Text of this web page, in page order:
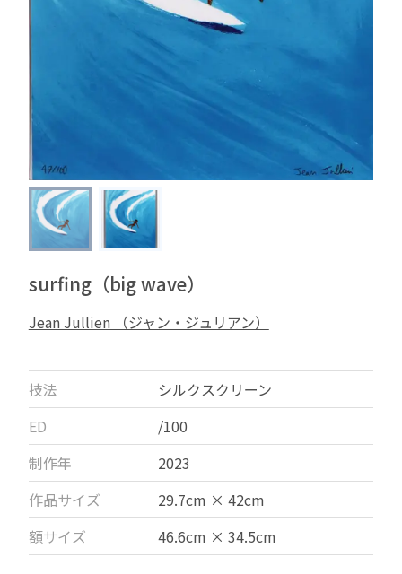
surfing（big wave）
Jean Jullien （ジャン・ジュリアン）
技法
シルクスクリーン
ED
/100
制作年
2023
作品サイズ
29.7cm × 42cm
額サイズ
46.6cm × 34.5cm